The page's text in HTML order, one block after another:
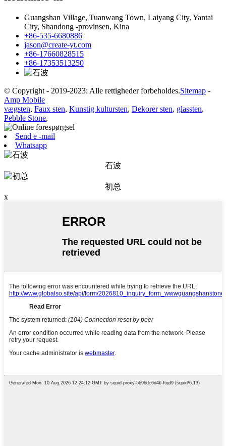
Guangshan Village, Tuanwang Town, Laiyang City, Yantai
City, Shandong -provinsen, Kina
+86-535-6680886
jason@create-yt.com
+86-17660828515
+86-17353513250
© Copyright - 2019-2023: Alle rettigheder forbeholdes.Sitemap -
Amp Mobile
vægsten, Faux sten, Kunstig kultursten, Dekorer sten, glassten,
Pebble Stone,
Send e -mail
Whatsapp
石波
初总
x